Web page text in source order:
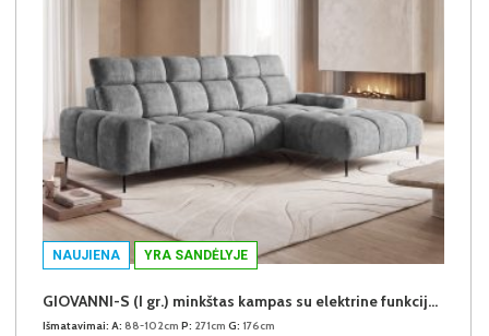
NAUJIENA YRA SANDĖLYJE
GIOVANNI-S (I gr.) minkštas kampas su elektrine funkcija (Aphrodite-21) D
Išmatavimai: A: 88-102cm P: 271cm G: 176cm